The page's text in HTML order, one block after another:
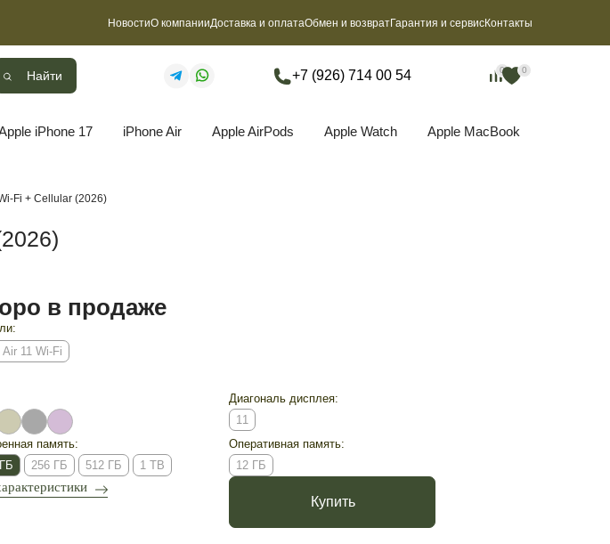
НовостиО компанииДоставка и оплатаОбмен и возвратГарантия и сервисКонтакты
Найти +7 (926) 714 00 54 0 0
iPhone 17 iPhone Air Apple AirPods Apple Watch Apple MacBook
0 0
Fi + Cellular (2026)
в продаже
Air 11 Wi-Fi
Диагональ дисплея:
11
память:
256 ГБ 512 ГБ 1 TB
Оперативная память:
12 ГБ
Купить